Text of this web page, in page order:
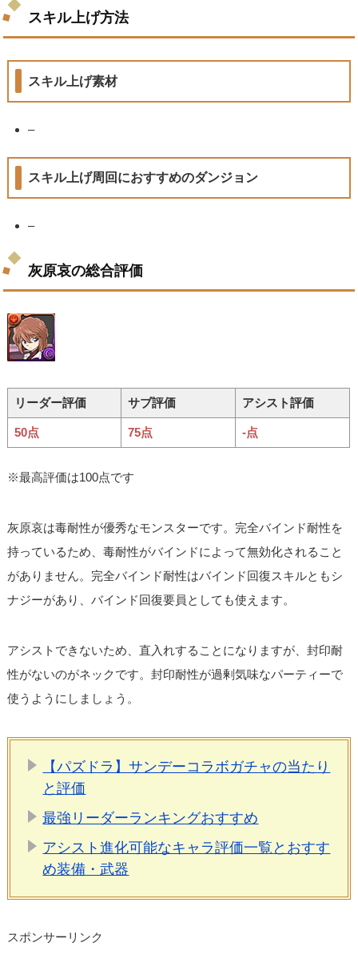
スキル上げ方法
スキル上げ素材
–
スキル上げ周回におすすめのダンジョン
–
灰原哀の総合評価
リーダー評価 サブ評価 アシスト評価
50点 75点 -点
※最高評価は100点です
灰原哀は毒耐性が優秀なモンスターです。完全バインド耐性を
持っているため、毒耐性がバインドによって無効化されること
がありません。完全バインド耐性はバインド回復スキルともシ
ナジーがあり、バインド回復要員としても使えます。
アシストできないため、直入れすることになりますが、封印耐
性がないのがネックです。封印耐性が過剰気味なパーティーで
使うようにしましょう。
【パズドラ】サンデーコラボガチャの当たり
と評価
最強リーダーランキングおすすめ
アシスト進化可能なキャラ評価一覧とおすす
め装備・武器
スポンサーリンク